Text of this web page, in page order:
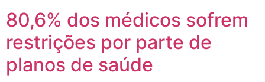
80,6% dos médicos sofrem
restrições por parte de
planos de saúde